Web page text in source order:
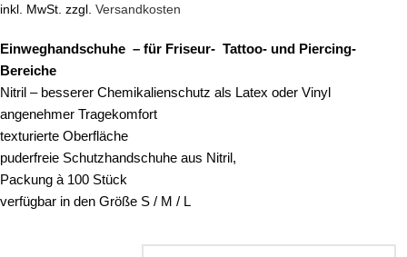
inkl. MwSt. zzgl. Versandkosten
Einweghandschuhe – für Friseur- Tattoo- und Piercing-
Bereiche
Nitril – besserer Chemikalienschutz als Latex oder Vinyl
angenehmer Tragekomfort
texturierte Oberfläche
puderfreie Schutzhandschuhe aus Nitril,
Packung à 100 Stück
verfügbar in den Größe S / M / L